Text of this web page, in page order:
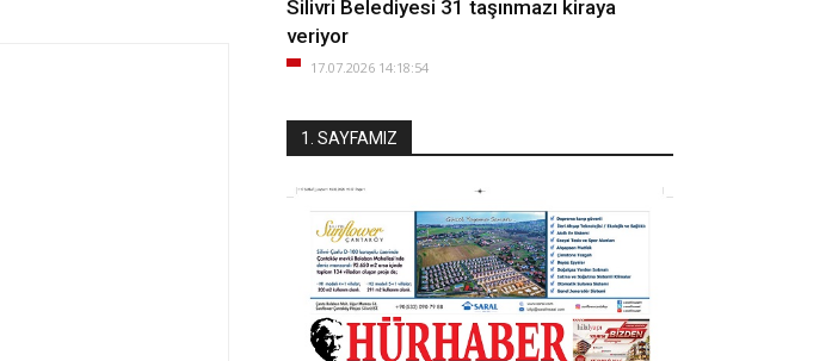
Silivri Belediyesi 31 taşınmazı kiraya
veriyor
17.07.2026 14:18:54
1. SAYFAMIZ